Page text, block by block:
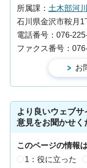
所属課： 土木部河
石川県金沢市鞍月1
電話番号：076-
ファクス番号：
より良いウェブ
意見をお聞かせく
このページの情報
1：役に立った